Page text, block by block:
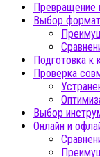
Превращение
Выбор
Подготовка
Проверка
Выбор
Онлайн и